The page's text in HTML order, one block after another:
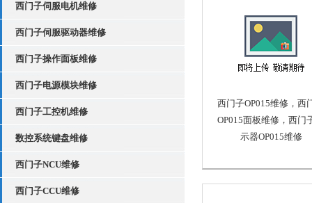
西门子伺服电机维修
西门子伺服驱动器维修
西门子操作面板维修
西门子电源模块维修
西门子工控机维修
数控系统键盘维修
西门子NCU维修
西门子CCU维修
西门子OP015维修，西
OP015面板维修，西门
示器OP015维修